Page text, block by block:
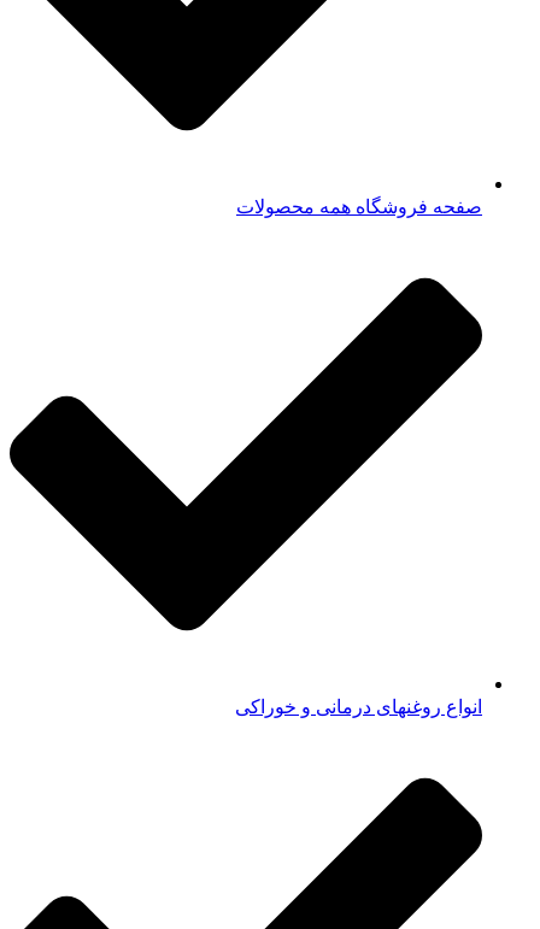
صفحه فروشگاه همه محصولات​
انواع روغنهای درمانی و خوراکی